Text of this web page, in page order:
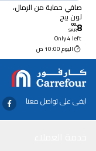
صافي حماية من الرمال،
لون بيج
8
.
00
SAR
Only 4 left
اليوم 10:00 ص
ابقى على تواصل معنا